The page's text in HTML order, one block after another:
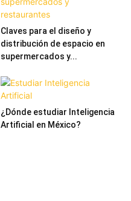
Claves para el diseño y
distribución de espacio en
supermercados y...
¿Dónde estudiar Inteligencia
Artificial en México?